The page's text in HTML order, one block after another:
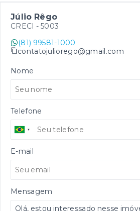
Júlio Rêgo
CRECI - 5003
(81) 99581-1000
contatojuliorego@gmail.com
Nome
Telefone
E-mail
Mensagem